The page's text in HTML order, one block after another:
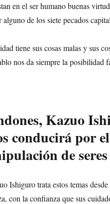
en el ser humano buenas
de los siete pecados
tiene sus cosas malas y sus
nos da siempre la posibilidad
Kazuo
conducirá por
de
Ishiguro trata estos temas
con la confianza que sus